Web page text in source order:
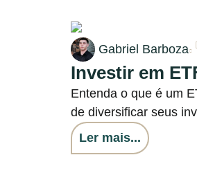
Gabriel Barboza
Investir em
Entenda o que é um
de diversificar seus
Ler mais...